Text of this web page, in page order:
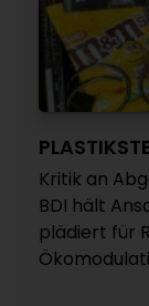
Kritik an
BDI hält
plädiert für